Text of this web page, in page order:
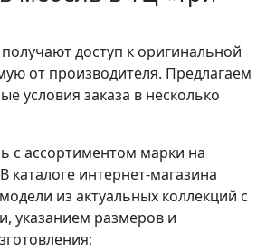
доступ к оригинальной
от производителя. Предлагаем
условия заказа в несколько
с ассортиментом марки на
каталоге интернет-магазина
из актуальных коллекций с
указанием размеров и